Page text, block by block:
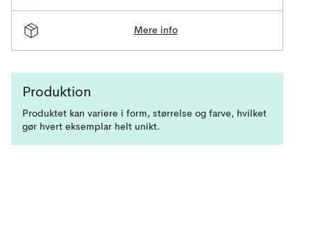
Mere info
Produktion
Produktet kan variere i form, størrelse og farve, hvilket
gør hvert eksemplar helt unikt.